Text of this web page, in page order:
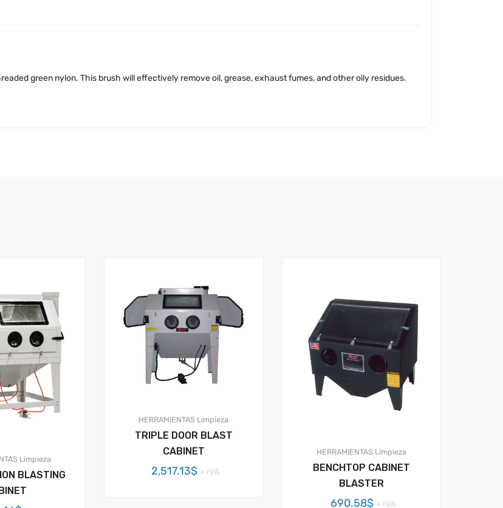
green nylon. This brush will effectively remove oil, grease, exhaust fumes, and other oily residues.
Limpieza
BLASTING
HERRAMIENTAS Limpieza
TRIPLE DOOR BLAST
CABINET
2,517.13$ + IVA
HERRAMIENTAS Limpieza
BENCHTOP CABINET
BLASTER
690.58$ + IVA